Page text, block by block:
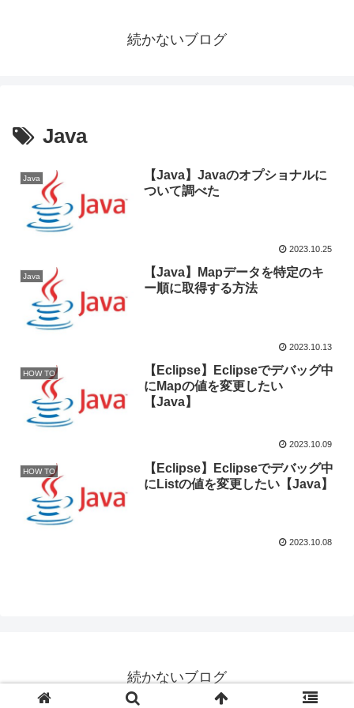
続かないブログ
Java
Java
【Java】Javaのオプショナルに
ついて調べた
2023.10.25
Java
【Java】Mapデータを特定のキ
ー順に取得する方法
2023.10.13
HOW TO
【Eclipse】Eclipseでデバッグ中
にMapの値を変更したい
【Java】
2023.10.09
HOW TO
【Eclipse】Eclipseでデバッグ中
にListの値を変更したい【Java】
2023.10.08
続かないブログ
© 2023 続かないブログ.